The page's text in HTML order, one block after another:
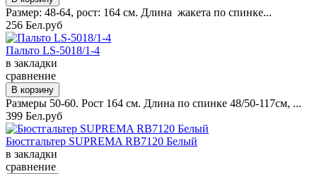
Размер: 48-64, рост: 164 см. Длина жакета по спинке...
256 Бел.руб
Пальто LS-5018/1-4
в закладки
сравнение
Размеры 50-60. Рост 164 см. Длина по спинке 48/50-117см, ...
399 Бел.руб
Бюстгальтер SUPREMA RB7120 Белый
в закладки
сравнение